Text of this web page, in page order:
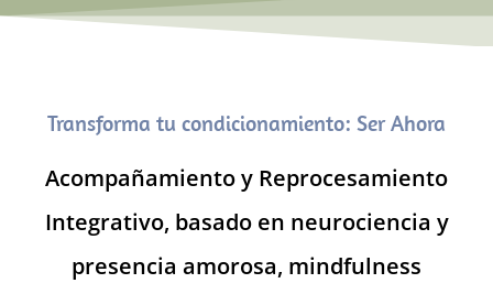
Transforma tu condicionamiento: Ser Ahora
Acompañamiento y Reprocesamiento
Integrativo, basado en neurociencia y
presencia amorosa, mindfulness